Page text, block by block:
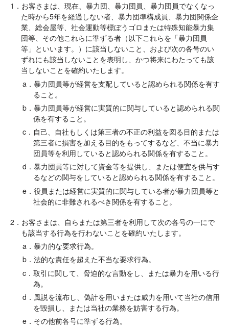
1．お客さまは、現在、暴力団、暴力団員、暴力団員でなくなっ
た時から5年を経過しない者、暴力団準構成員、暴力団関係企
業、総会屋等、社会運動等標ぼうゴロまたは特殊知能暴力集
団等、その他これらに準ずる者（以下これらを「暴力団員
等」といいます。）に該当しないこと、および次の各号のい
ずれにも該当しないことを表明し、かつ将来にわたっても該
当しないことを確約いたします。
a．暴力団員等が経営を支配していると認められる関係を有す
ること。
b．暴力団員等が経営に実質的に関与していると認められる関
係を有すること。
c．自己、自社もしくは第三者の不正の利益を図る目的または
第三者に損害を加える目的をもってするなど、不当に暴力
団員等を利用していると認められる関係を有すること。
d．暴力団員等に対して資金等を提供し、または便宜を供与す
るなどの関与をしていると認められる関係を有すること。
e．役員または経営に実質的に関与している者が暴力団員等と
社会的に非難されるべき関係を有すること。
2．お客さまは、自らまたは第三者を利用して次の各号の一にで
も該当する行為を行わないことを確約いたします。
a．暴力的な要求行為。
b．法的な責任を超えた不当な要求行為。
c．取引に関して、脅迫的な言動をし、または暴力を用いる行
為。
d．風説を流布し、偽計を用いまたは威力を用いて当社の信用
を毀損し、または当社の業務を妨害する行為。
e．その他前各号に準ずる行為。